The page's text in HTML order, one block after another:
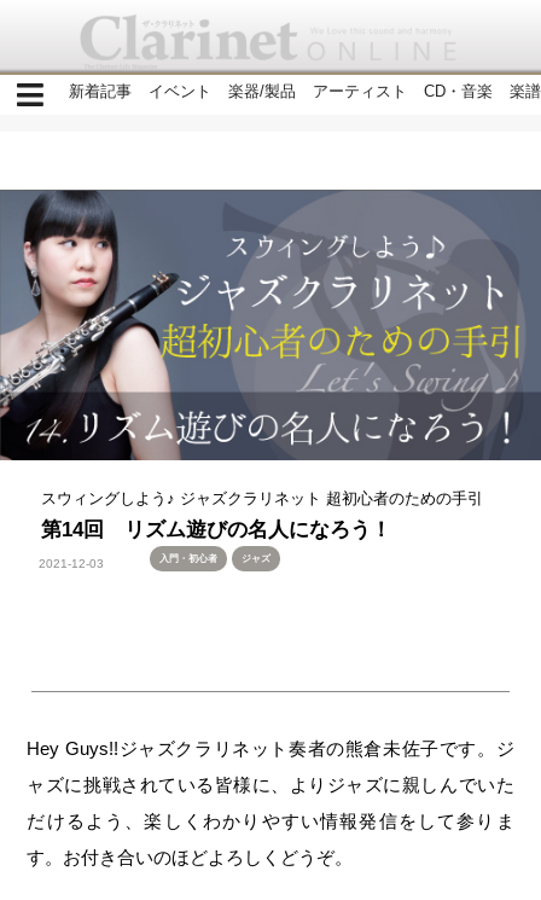
新着記事 イベント 楽器/製品 アーティスト CD・音楽 楽
スウィングしよう♪ ジャズクラリネット 超初心者のための手引
第14回 リズム遊びの名人になろう！
2021-12-03 入門・初心者 ジャズ
Hey Guys!!ジャズクラリネット奏者の熊倉未佐子です。ジ
ャズに挑戦されている皆様に、よりジャズに親しんでいた
だけるよう、楽しくわかりやすい情報発信をして参りま
す。お付き合いのほどよろしくどうぞ。